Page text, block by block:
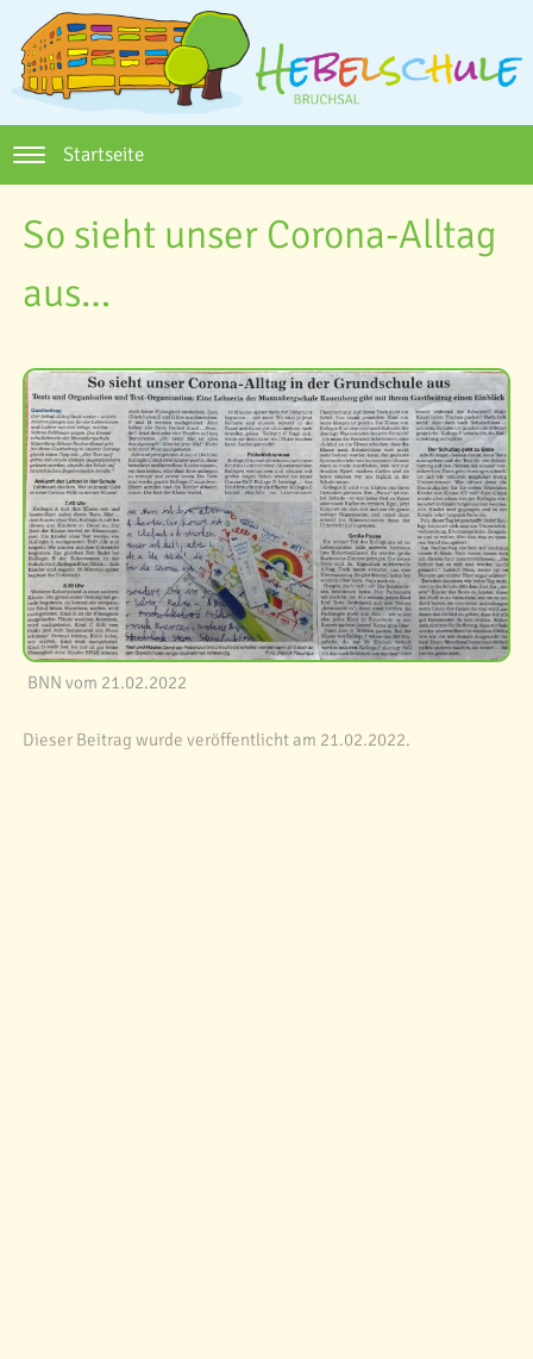
Startseite
So sieht unser Corona-Alltag
aus…
BNN vom 21.02.2022
Dieser Beitrag wurde veröffentlicht am 21.02.2022.